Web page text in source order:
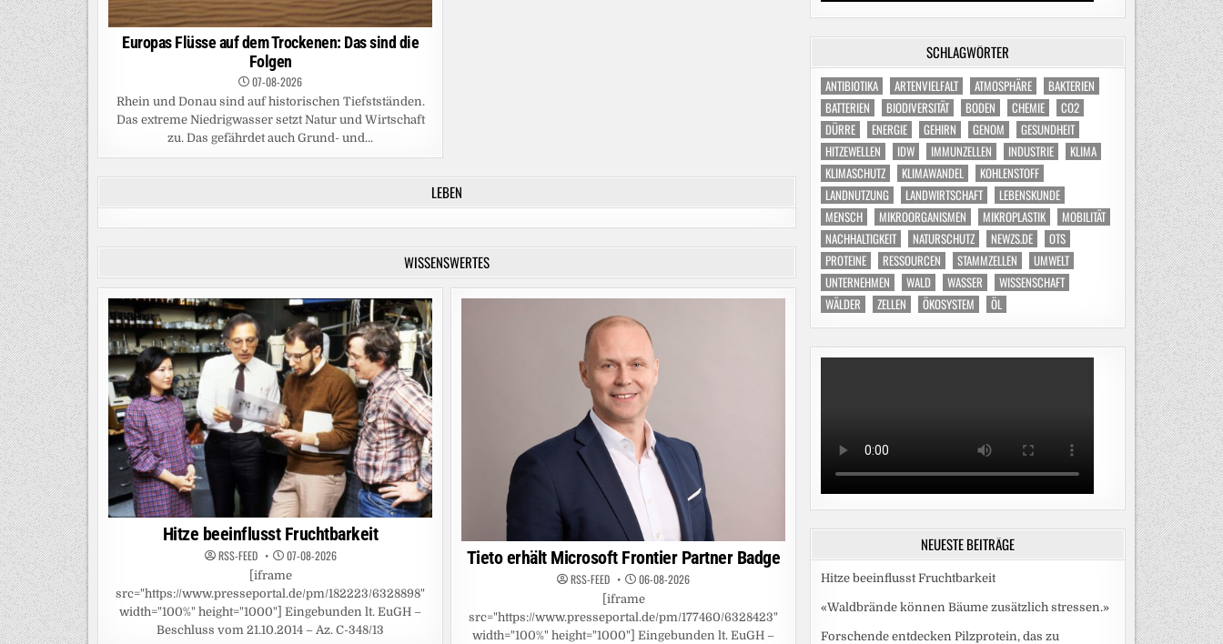
Europas Flüsse auf dem Trockenen: Das sind die
Folgen
07-08-2026
Rhein und Donau sind auf historischen Tiefstständen.
Das extreme Niedrigwasser setzt Natur und Wirtschaft
zu. Das gefährdet auch Grund- und...
LEBEN
WISSENSWERTES
Hitze beeinflusst Fruchtbarkeit
RSS-FEED 07-08-2026
[iframe
src="https://www.presseportal.de/pm/182223/6328898"
width="100%" height="1000"] Eingebunden lt. EuGH –
Beschluss vom 21.10.2014 – Az. C-348/13
Tieto erhält Microsoft Frontier Partner Badge
RSS-FEED 06-08-2026
[iframe
src="https://www.presseportal.de/pm/177460/6328423"
width="100%" height="1000"] Eingebunden lt. EuGH –
SCHLAGWÖRTER
ANTIBIOTIKA ARTENVIELFALT ATMOSPHÄRE
BAKTERIEN
BATTERIEN
BIODIVERSITÄT BODEN CHEMIE
CO2
DÜRRE
ENERGIE GEHIRN GENOM
GESUNDHEIT
HITZEWELLEN
IDW IMMUNZELLEN INDUSTRIE
KLIMA
KLIMASCHUTZ
KLIMAWANDEL
KOHLENSTOFF
LANDNUTZUNG
LANDWIRTSCHAFT
LEBENSKUNDE
MENSCH
MIKROORGANISMEN MIKROPLASTIK
MOBILITÄT
NACHHALTIGKEIT
NATURSCHUTZ NEWZS.DE
OTS
PROTEINE
RESSOURCEN STAMMZELLEN
UMWELT
UNTERNEHMEN
WALD WASSER
WISSENSCHAFT
WÄLDER
ZELLEN ÖKOSYSTEM ÖL
NEUESTE BEITRÄGE
Hitze beeinflusst Fruchtbarkeit
«Waldbrände können Bäume zusätzlich stressen.»
Forschende entdecken Pilzprotein, das zu